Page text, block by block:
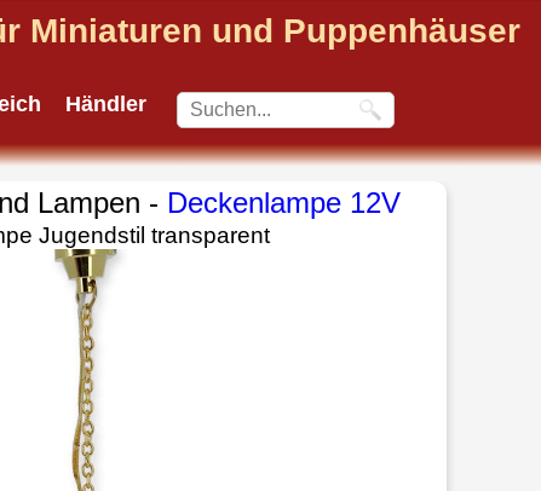
Miniaturen und Puppenhäuser
Händler
Lampen - Deckenlampe 12V
Jugendstil transparent